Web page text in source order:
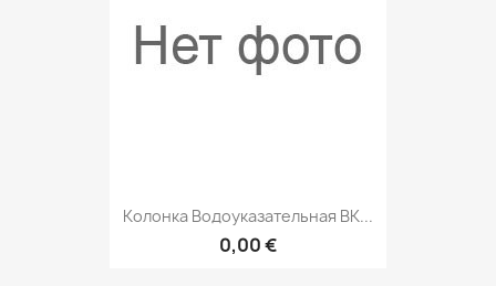
Колонка Водоуказательная ВК...
0,00 €